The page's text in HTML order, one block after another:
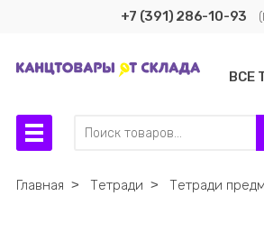
+7 (391) 286-10-93
ВСЕ
Главная ˃ Тетради ˃ Тетради